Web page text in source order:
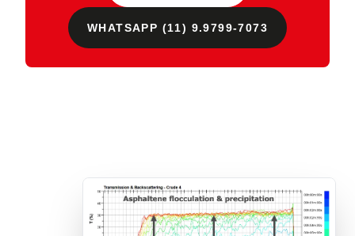
WHATSAPP (11) 9.9799-7073